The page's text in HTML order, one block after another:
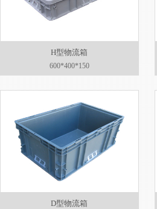
H型物流箱
600*400*150
D型物流箱